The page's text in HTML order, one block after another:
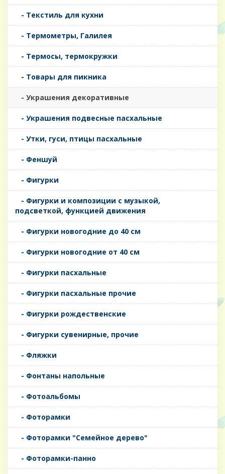
- Текстиль для кухни
- Термометры, Галилея
- Термосы, термокружки
- Товары для пикника
- Украшения декоративные
- Украшения подвесные пасхальные
- Утки, гуси, птицы пасхальные
- Феншуй
- Фигурки
- Фигурки и композиции с музыкой,
подсветкой, функцией движения
- Фигурки новогодние до 40 см
- Фигурки новогодние от 40 см
- Фигурки пасхальные
- Фигурки пасхальные прочие
- Фигурки рождественские
- Фигурки сувенирные, прочие
- Фляжки
- Фонтаны напольные
- Фотоальбомы
- Фоторамки
- Фоторамки "Семейное дерево"
- Фоторамки-панно